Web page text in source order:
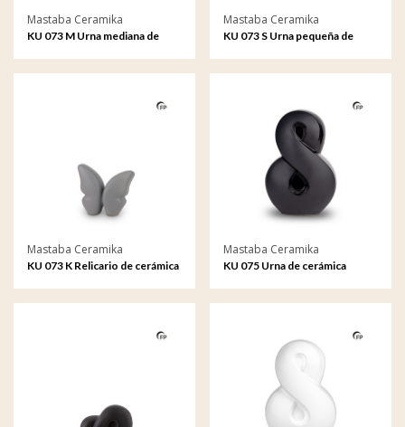
Mastaba Ceramika
KU 073 M Urna mediana de
Mastaba Ceramika
KU 073 S Urna pequeña de
Mastaba Ceramika
KU 073 K Relicario de cerámica
Mastaba Ceramika
KU 075 Urna de cerámica